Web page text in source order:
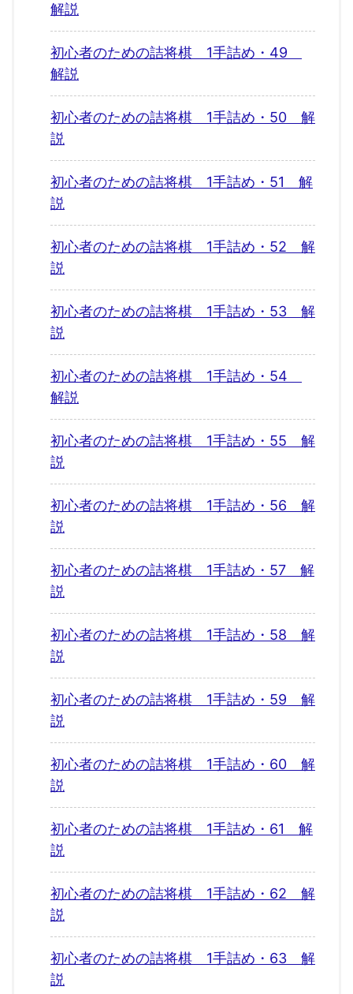
解説
初心者のための詰将棋 1手詰め・49
解説
初心者のための詰将棋 1手詰め・50 解
説
初心者のための詰将棋 1手詰め・51 解
説
初心者のための詰将棋 1手詰め・52 解
説
初心者のための詰将棋 1手詰め・53 解
説
初心者のための詰将棋 1手詰め・54
解説
初心者のための詰将棋 1手詰め・55 解
説
初心者のための詰将棋 1手詰め・56 解
説
初心者のための詰将棋 1手詰め・57 解
説
初心者のための詰将棋 1手詰め・58 解
説
初心者のための詰将棋 1手詰め・59 解
説
初心者のための詰将棋 1手詰め・60 解
説
初心者のための詰将棋 1手詰め・61 解
説
初心者のための詰将棋 1手詰め・62 解
説
初心者のための詰将棋 1手詰め・63 解
説